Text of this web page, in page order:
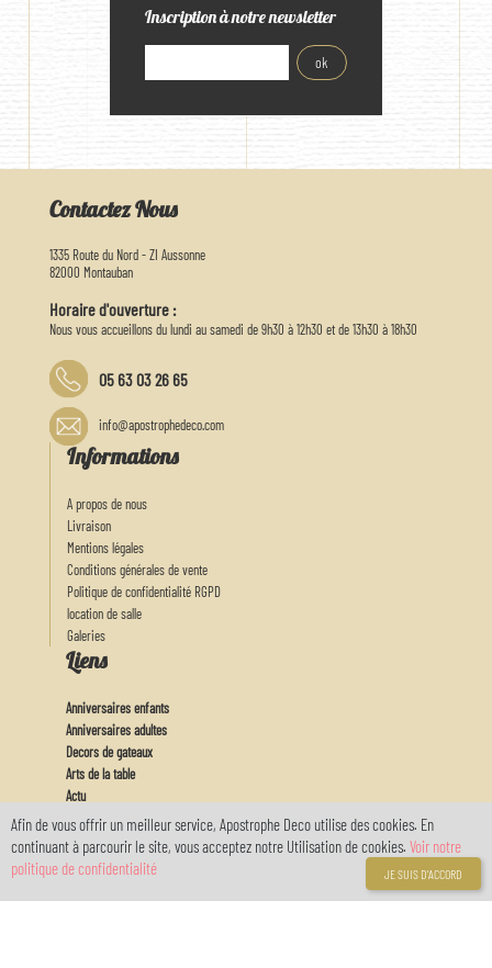
Inscription à notre newsletter
Contactez Nous
1335 Route du Nord - ZI Aussonne
82000 Montauban
Horaire d'ouverture :
Nous vous accueillons du lundi au samedi de 9h30 à 12h30 et de 13h30 à 18h30
05 63 03 26 65
info@apostrophedeco.com
Informations
A propos de nous
Livraison
Mentions légales
Conditions générales de vente
Politique de confidentialité RGPD
location de salle
Galeries
Liens
Anniversaires enfants
Anniversaires adultes
Decors de gateaux
Arts de la table
Actu
Feux d'artifices
Baby
Mon Compte
Afin de vous offrir un meilleur service, Apostrophe Deco utilise des cookies. En
continuant à parcourir le site, vous acceptez notre Utilisation de cookies. Voir notre
politique de confidentialité
JE SUIS D'ACCORD